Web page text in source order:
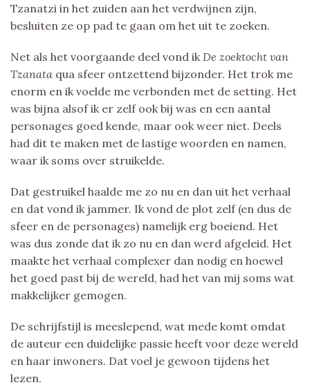
Tzanatzi in het zuiden aan het verdwijnen zijn,
besluiten ze op pad te gaan om het uit te zoeken.
Net als het voorgaande deel vond ik De zoektocht van
Tzanata qua sfeer ontzettend bijzonder. Het trok me
enorm en ik voelde me verbonden met de setting. Het
was bijna alsof ik er zelf ook bij was en een aantal
personages goed kende, maar ook weer niet. Deels
had dit te maken met de lastige woorden en namen,
waar ik soms over struikelde.
Dat gestruikel haalde me zo nu en dan uit het verhaal
en dat vond ik jammer. Ik vond de plot zelf (en dus de
sfeer en de personages) namelijk erg boeiend. Het
was dus zonde dat ik zo nu en dan werd afgeleid. Het
maakte het verhaal complexer dan nodig en hoewel
het goed past bij de wereld, had het van mij soms wat
makkelijker gemogen.
De schrijfstijl is meeslepend, wat mede komt omdat
de auteur een duidelijke passie heeft voor deze wereld
en haar inwoners. Dat voel je gewoon tijdens het
lezen.